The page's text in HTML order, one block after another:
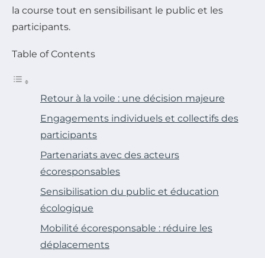
la course tout en sensibilisant le public et les
participants.
Table of Contents
Retour à la voile : une décision majeure
Engagements individuels et collectifs des
participants
Partenariats avec des acteurs
écoresponsables
Sensibilisation du public et éducation
écologique
Mobilité écoresponsable : réduire les
déplacements